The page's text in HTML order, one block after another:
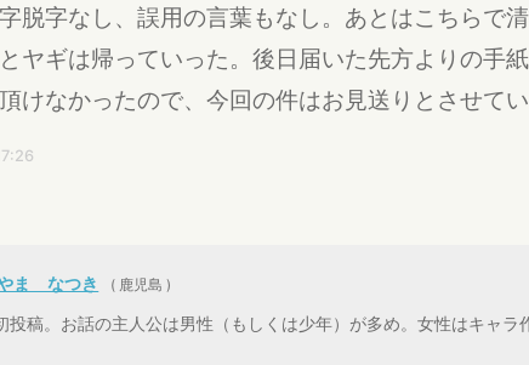
字脱字なし、誤用の言葉もなし。あとはこちらで
ヤギは帰っていった。後日届いた先方よりの手紙
頂けなかったので、今回の件はお見送りとさせてい
ま なつき ( 鹿児島 )
投稿。お話の主人公は男性（もしくは少年）が多め。女性はキャラ